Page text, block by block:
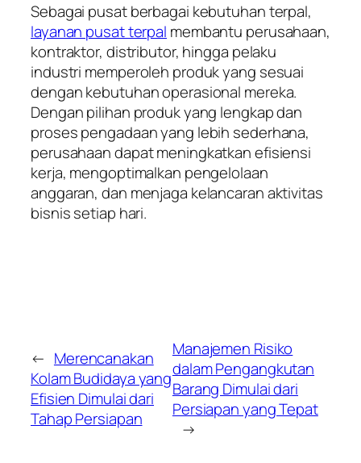
Sebagai pusat berbagai kebutuhan terpal,
layanan pusat terpal membantu perusahaan,
kontraktor, distributor, hingga pelaku
industri memperoleh produk yang sesuai
dengan kebutuhan operasional mereka.
Dengan pilihan produk yang lengkap dan
proses pengadaan yang lebih sederhana,
perusahaan dapat meningkatkan efisiensi
kerja, mengoptimalkan pengelolaan
anggaran, dan menjaga kelancaran aktivitas
bisnis setiap hari.
← Merencanakan
Kolam Budidaya yang
Efisien Dimulai dari
Tahap Persiapan
Manajemen Risiko
dalam Pengangkutan
Barang Dimulai dari
Persiapan yang Tepat
→